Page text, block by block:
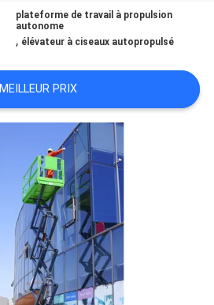
plateforme de travail à propulsion
autonome
, élévateur à ciseaux autopropulsé
MEILLEUR PRIX